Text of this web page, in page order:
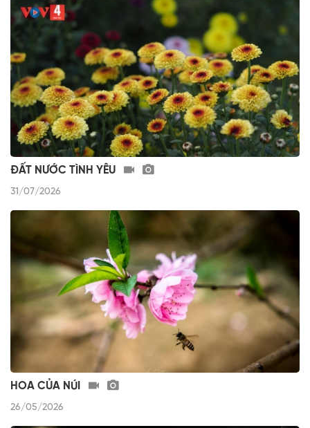
ĐẤT NƯỚC TÌNH YÊU
31/07/2026
HOA CỦA NÚI
26/05/2026